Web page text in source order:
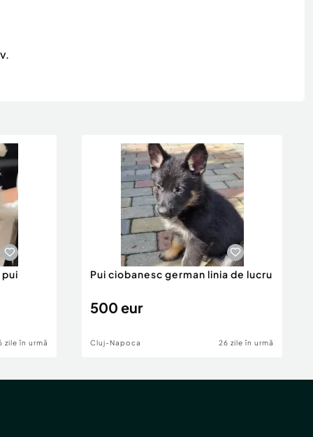
zile în urmă
Pui ciobanesc german linia de lucru
500 eur
Cluj-Napoca 26 zile în urmă